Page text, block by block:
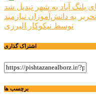
راهبری
نوشته
پلنگ آباد به شهر تبدیل شد
لوازم تحریر به دانش‌آموزان نیازمند
توسط نیکوکار البرزی
اشتراک گذاری
برچسب ها